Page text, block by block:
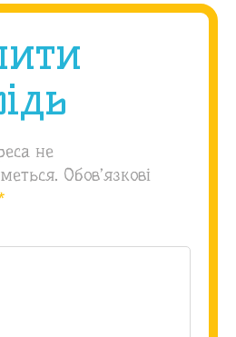
не
Обов’язкові